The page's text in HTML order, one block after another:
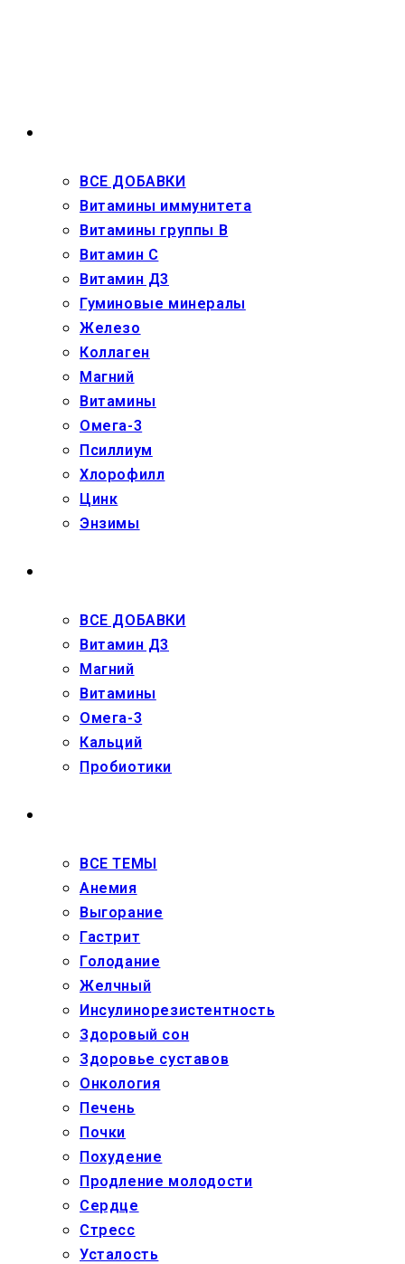
ВСЕ ДОБАВКИ
Витамины иммунитета
Витамины группы В
Витамин С
Витамин Д3
Гуминовые минералы
Железо
Коллаген
Магний
Витамины
Омега-3
Псиллиум
Хлорофилл
Цинк
Энзимы
ВСЕ ДОБАВКИ
Витамин Д3
Магний
Витамины
Омега-3
Кальций
Пробиотики
ВСЕ ТЕМЫ
Анемия
Выгорание
Гастрит
Голодание
Желчный
Инсулинорезистентность
Здоровый сон
Здоровье суставов
Онкология
Печень
Почки
Похудение
Продление молодости
Сердце
Стресс
Усталость